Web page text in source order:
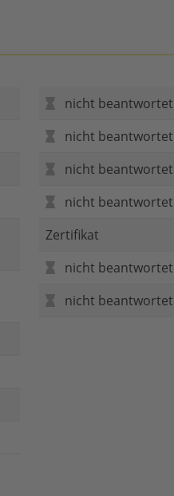
nicht beantwortet
nicht beantwortet
nicht beantwortet
nicht beantwortet
Zertifikat
nicht beantwortet
nicht beantwortet